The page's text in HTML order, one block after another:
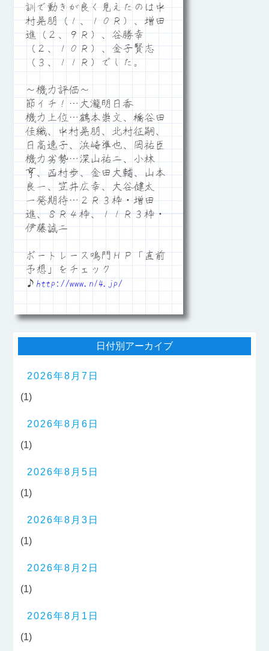
訓で動きが良く見えたのは中
村晃朋（１、１０Ｒ）、増田
進（２、９Ｒ）、谷勝幸
（２、１０Ｒ）、金子賢志
（３、１１Ｒ）でした。
～機力評価～
節イチ！…大瀧明日香
機力上位…鶴本崇文、橋谷田
佳織、中村晃朋、北村征嗣、
日高逸子、浜崎準也、岡祐臣
機力劣勢…深山祐二、小林
亨、西村歩、金田大輔、山本
良一、笠井広幸、大谷健太
一発期待…２Ｒ３枠・増田
進、８Ｒ４枠、１１Ｒ３枠・
伊藤誠二
ボートレース鳴門ＨＰ「直前
予想」をチェック
♪ http://www.n14.jp/
日付別アーカイブ
2026年8月7日
(1)
2026年8月6日
(1)
2026年8月5日
(1)
2026年8月3日
(1)
2026年8月2日
(1)
2026年8月1日
(1)